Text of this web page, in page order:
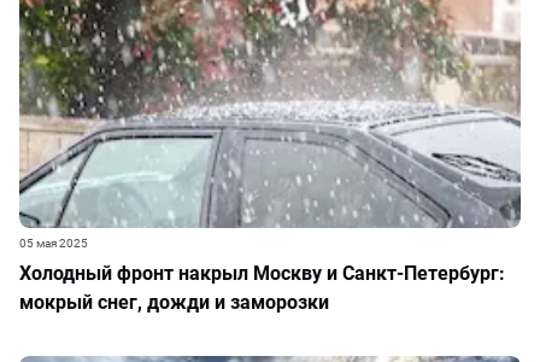
Холодный фронт накрыл Москву и Санкт-Петербург:
мокрый снег, дожди и заморозки
05 мая 2025